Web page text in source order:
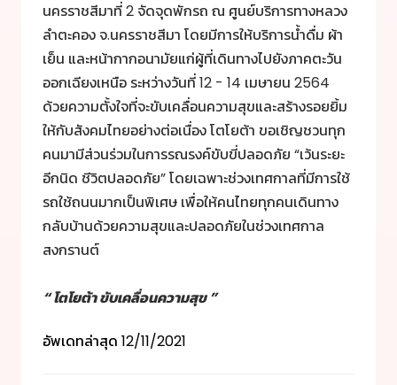
นครราชสีมาที่ 2 จัดจุดพักรถ ณ ศูนย์บริการทางหลวง
ลำตะคอง จ.นครราชสีมา โดยมีการให้บริการน้ำดื่ม ผ้า
เย็น และหน้ากากอนามัยแก่ผู้ที่เดินทางไปยังภาคตะวัน
ออกเฉียงเหนือ ระหว่างวันที่ 12 - 14 เมษายน 2564
ด้วยความตั้งใจที่จะขับเคลื่อนความสุขและสร้างรอยยิ้ม
ให้กับสังคมไทยอย่างต่อเนื่อง โตโยต้า ขอเชิญชวนทุก
คนมามีส่วนร่วมในการรณรงค์ขับขี่ปลอดภัย “เว้นระยะ
อีกนิด ชีวิตปลอดภัย” โดยเฉพาะช่วงเทศกาลที่มีการใช้
รถใช้ถนนมากเป็นพิเศษ เพื่อให้คนไทยทุกคนเดินทาง
กลับบ้านด้วยความสุขและปลอดภัยในช่วงเทศกาล
สงกรานต์
“ โตโยต้า ขับเคลื่อนความสุข ”
อัพเดทล่าสุด 12/11/2021